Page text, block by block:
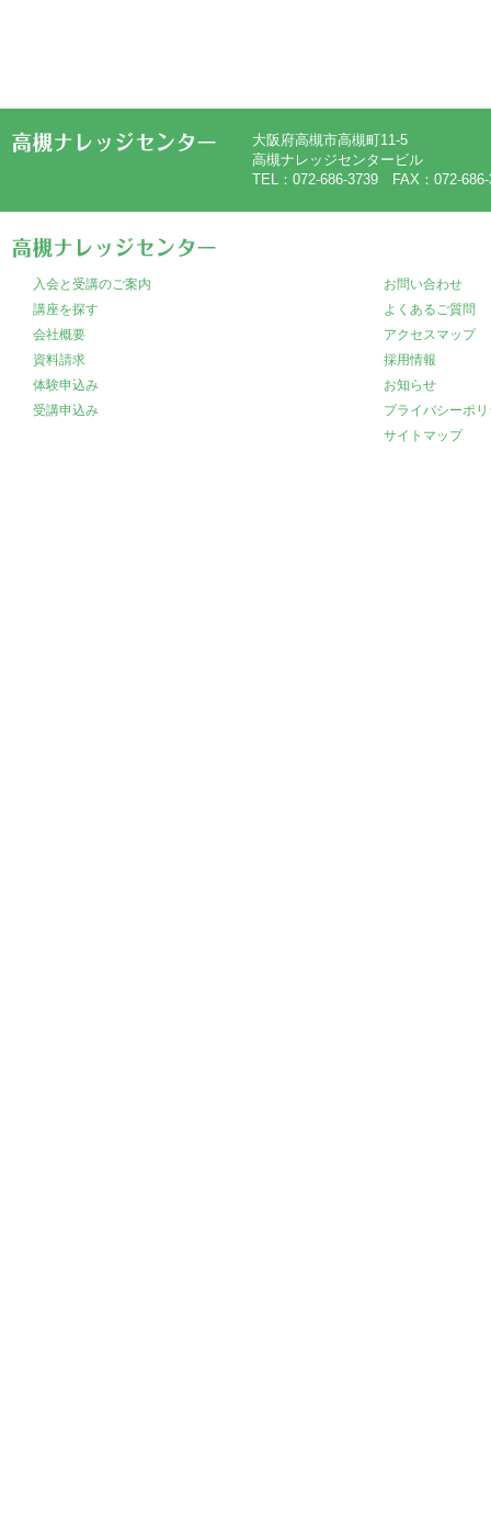
大阪府高槻市高槻町11-5
高槻ナレッジセンタービル
TEL：072-686-3739 FAX：072-686-
入会と受講のご案内
講座を探す
会社概要
資料請求
体験申込み
受講申込み
お問い合わせ
よくあるご質問
アクセスマップ
採用情報
お知らせ
プライバシーポ
サイトマップ